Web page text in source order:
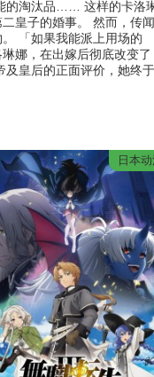
的淘汰品…… 这样的卡洛
皇子的婚事。 然而，传闻
「如果我能派上用场的
娜，在出嫁后彻底改变了
及皇后的正面评价，她终于
日本